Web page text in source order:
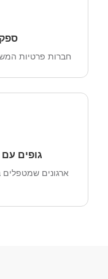
חברות פרטיות
גופים
ארגונים שמטפלים